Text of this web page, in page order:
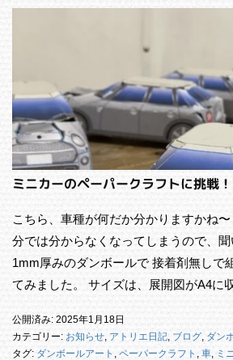
ミニカーのペーパークラフトに挑戦！
こちら、車種が何だか分かりますかね
分では分からなくなってしまうので、
1mm厚みのダンボールで 接着剤無しで
てみました。 サイズは、展開図がA4に
公開済み: 2025年1月18日
カテゴリー: お知らせ, アトリエ日記, ブログ, ダン
タグ: ダンボールアート , ペーパークラフト , 車, ミ